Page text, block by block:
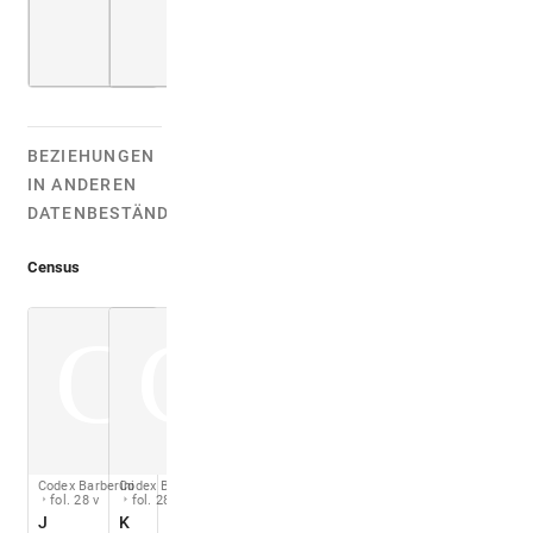
BEZIEHUNGEN
IN ANDEREN
DATENBESTÄNDEN:
Census
Codex Barberini
fol. 28 v
J
Codex Barberini
fol. 28 v
K